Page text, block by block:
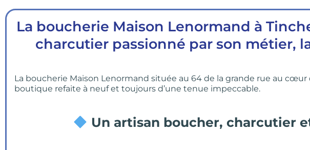
La boucherie Maison Lenormand à
charcutier passionné par son métier,
La boucherie Maison Lenormand située au 64 de la grande rue au
boutique refaite à neuf et toujours d’une tenue impeccable.
Un artisan boucher, charcutier